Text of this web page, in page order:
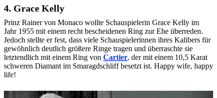
4. Grace Kelly
Prinz Rainer von Monaco wollte Schauspielerin Grace Kelly im
Jahr 1955 mit einem recht bescheidenen Ring zur Ehe überreden.
Jedoch stellte er fest, dass viele Schauspielerinnen ihres Kalibers für
gewöhnlich deutlich größere Ringe tragen und überraschte sie
letztendlich mit einem Ring von Cartier, der mit einem 10,5 Karat
schweren Diamant im Smaragdschliff besetzt ist. Happy wife, happy
life!